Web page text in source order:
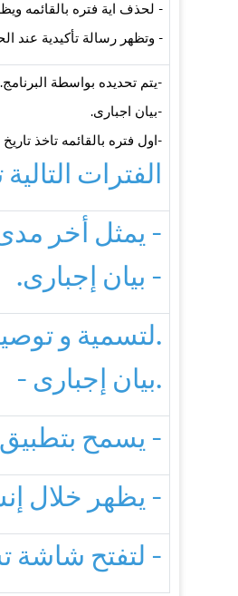
- لحذف اية فتره بالقائمه
- وتظهر رسالة تأكيدية عند
-يتم تحديده بواسطة البرنامج.
-بيان اجبارى.
-اول فتره بالقائمه تاخذ
الفترات
- يمثل أخر
- بيان إجبارى.
- لتسمية و توصيف الفترة مثل اسعار شتاء 2017.
- بيان إجبارى.
- يسمح بتطبيق
- يظهر خلال
- لتفتح شاشة